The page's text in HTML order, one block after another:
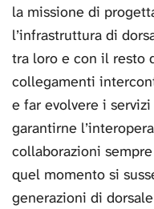
la missione di
l’infrastruttura di
tra loro e con il resto
collegamenti
e far evolvere i
garantirne
collaborazioni
quel momento si
generazioni di